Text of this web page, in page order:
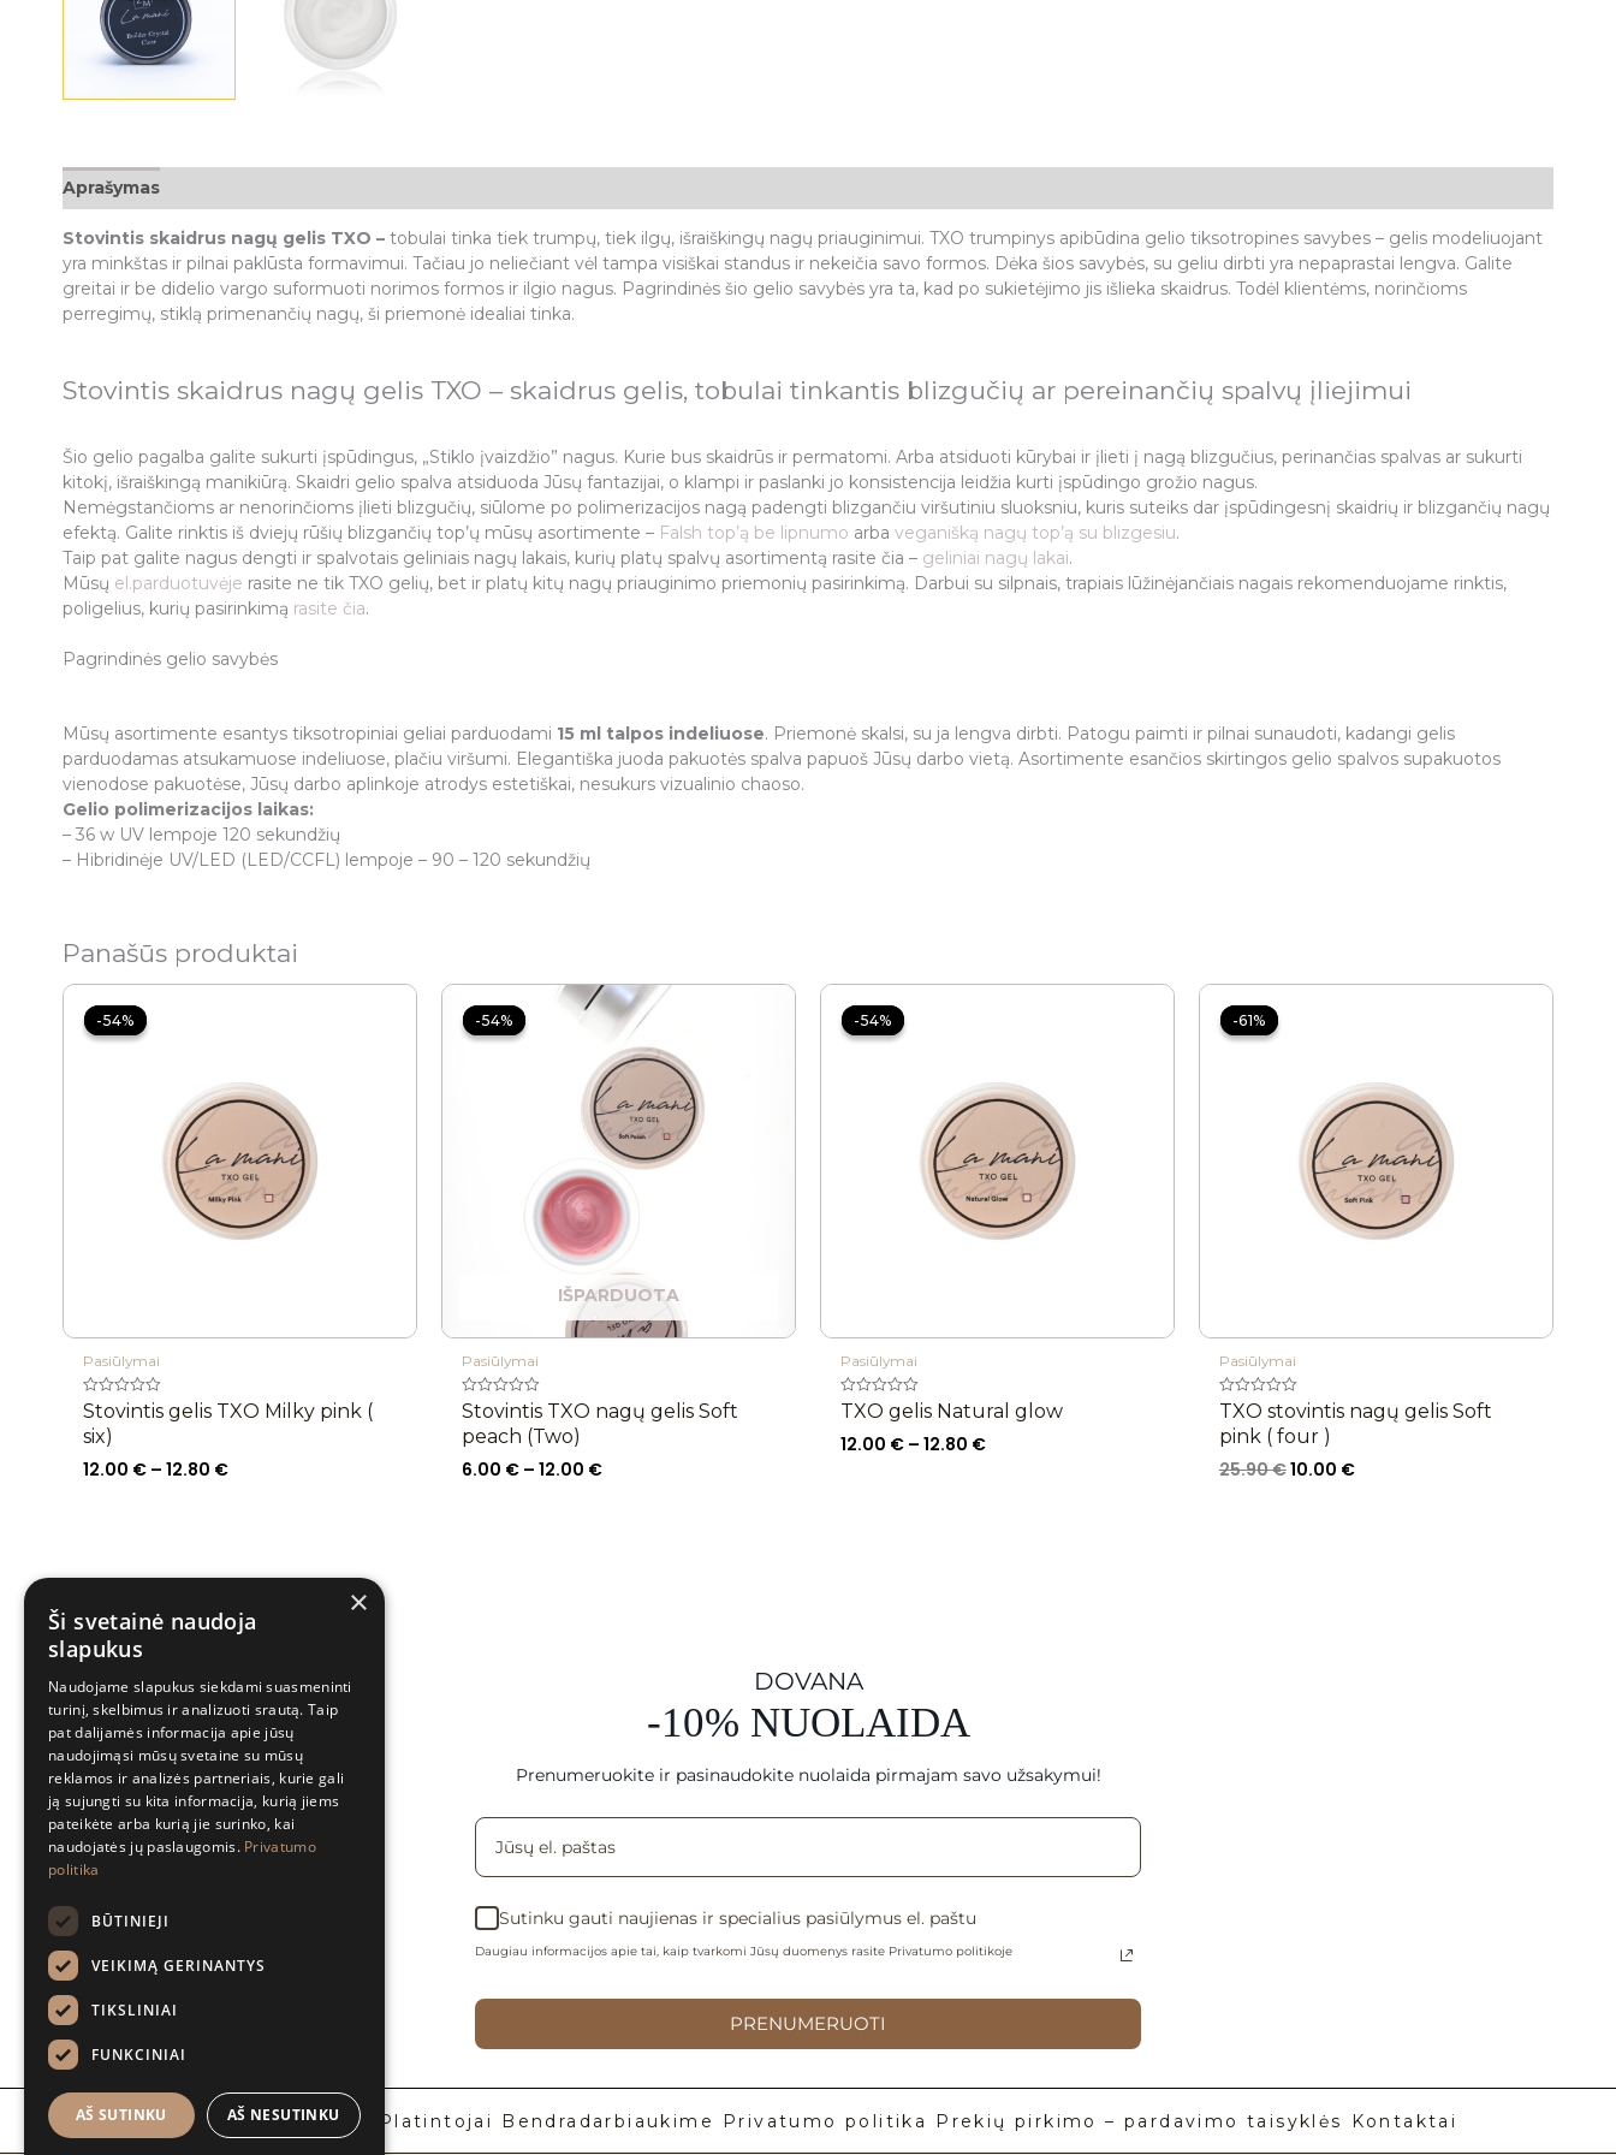
Aprašymas
Stovintis skaidrus nagų gelis TXO – tobulai tinka tiek trumpų, tiek ilgų, išraiškingų nagų priauginimui. TXO trumpinys apibūdina gelio tiksotropines savybes – gelis modeliuojant
yra minkštas ir pilnai paklūsta formavimui. Tačiau jo neliečiant vėl tampa visiškai standus ir nekeičia savo formos. Dėka šios savybės, su geliu dirbti yra nepaprastai lengva. Galite
greitai ir be didelio vargo suformuoti norimos formos ir ilgio nagus. Pagrindinės šio gelio savybės yra ta, kad po sukietėjimo jis išlieka skaidrus. Todėl klientėms, norinčioms
perregimų, stiklą primenančių nagų, ši priemonė idealiai tinka.
Stovintis skaidrus nagų gelis TXO – skaidrus gelis, tobulai tinkantis blizgučių ar pereinančių spalvų įliejimui
Šio gelio pagalba galite sukurti įspūdingus, „Stiklo įvaizdžio” nagus. Kurie bus skaidrūs ir permatomi. Arba atsiduoti kūrybai ir įlieti į nagą blizgučius, perinančias spalvas ar sukurti
kitokį, išraiškingą manikiūrą. Skaidri gelio spalva atsiduoda Jūsų fantazijai, o klampi ir paslanki jo konsistencija leidžia kurti įspūdingo grožio nagus.
Nemėgstančioms ar nenorinčioms įlieti blizgučių, siūlome po polimerizacijos nagą padengti blizgančiu viršutiniu sluoksniu, kuris suteiks dar įspūdingesnį skaidrių ir blizgančių nagų
efektą. Galite rinktis iš dviejų rūšių blizgančių top’ų mūsų asortimente – Falsh top’ą be lipnumo arba veganišką nagų top’ą su blizgesiu.
Taip pat galite nagus dengti ir spalvotais geliniais nagų lakais, kurių platų spalvų asortimentą rasite čia – geliniai nagų lakai.
Mūsų el.parduotuvėje rasite ne tik TXO gelių, bet ir platų kitų nagų priauginimo priemonių pasirinkimą. Darbui su silpnais, trapiais lūžinėjančiais nagais rekomenduojame rinktis,
poligelius, kurių pasirinkimą rasite čia.
Pagrindinės gelio savybės
Mūsų asortimente esantys tiksotropiniai geliai parduodami 15 ml talpos indeliuose. Priemonė skalsi, su ja lengva dirbti. Patogu paimti ir pilnai sunaudoti, kadangi gelis
parduodamas atsukamuose indeliuose, plačiu viršumi. Elegantiška juoda pakuotės spalva papuoš Jūsų darbo vietą. Asortimente esančios skirtingos gelio spalvos supakuotos
vienodose pakuotėse, Jūsų darbo aplinkoje atrodys estetiškai, nesukurs vizualinio chaoso.
Gelio polimerizacijos laikas:
– 36 w UV lempoje 120 sekundžių
– Hibridinėje UV/LED (LED/CCFL) lempoje – 90 – 120 sekundžių
Panašūs produktai
-54%
-54%
Pasiūlymai
Įvertinimas:
0
iš
Stovintis gelis TXO Milky pink (
six)
12.00 € – 12.80 €
12.80 €
-54%
IŠPARDUOTA
-54%
Pasiūlymai
Įvertinimas:
0
iš
5
Stovintis TXO nagų gelis Soft
peach (Two)
6.00 € – 12.00 €
Price
range:
6.00 €
through
12.00 €
-54%
-54%
Pasiūlymai
Įvertinimas:
0
iš
5
TXO gelis Natural glow
12.00 € – 12.80 €
12.80 €
-61%
-61%
Pasiūlymai
Įvertinimas:
0
iš
5
TXO stovintis nagų gelis Soft
pink ( four )
25.90€10.00 €
DOVANA
-10% NUOLAIDA
Prenumeruokite ir pasinaudokite nuolaida pirmajam savo užsakymui!
Sutinku gauti naujienas ir specialius pasiūlymus el. paštu
Daugiau informacijos apie tai, kaip tvarkomi Jūsų duomenys rasite Privatumo politikoje
PRENUMERUOTI
Apie mus BLOG’ai Platintojai Bendradarbiaukime Privatumo politika Prekių pirkimo – pardavimo taisyklės Kontaktai
×
Ši svetainė naudoja
slapukus
Naudojame slapukus siekdami suasmeninti
turinį, skelbimus ir analizuoti srautą. Taip
pat dalijamės informacija apie jūsų
naudojimąsi mūsų svetaine su mūsų
reklamos ir analizės partneriais, kurie gali
ją sujungti su kita informacija, kurią jiems
pateikėte arba kurią jie surinko, kai
naudojatės jų paslaugomis. Privatumo
politika
BŪTINIEJI
VEIKIMĄ GERINANTYS
TIKSLINIAI
FUNKCINIAI
AŠ SUTINKU AŠ NESUTINKU